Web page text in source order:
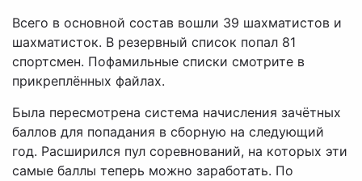
Всего в основной состав вошли 39 шахматистов и
шахматисток. В резервный список попал 81
спортсмен. Пофамильные списки смотрите в
прикреплённых файлах.
Была пересмотрена система начисления зачётных
баллов для попадания в сборную на следующий
год. Расширился пул соревнований, на которых эти
самые баллы теперь можно заработать. По